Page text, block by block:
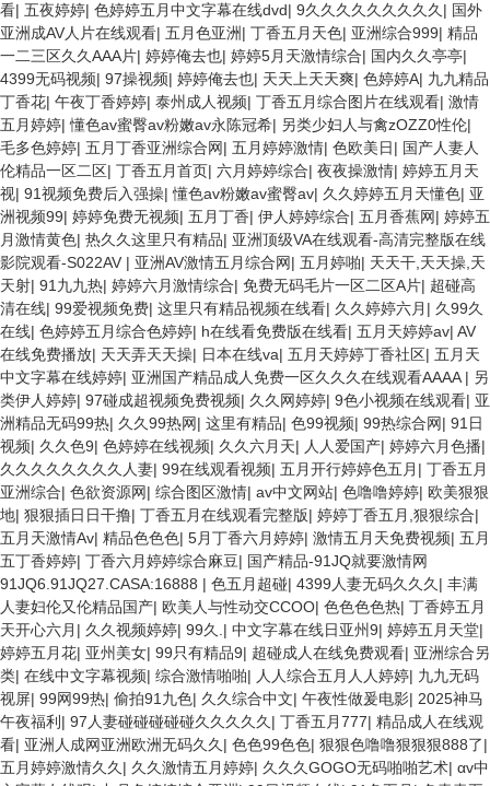
看| 五夜婷婷| 色婷婷五月中文字幕在线dvd| 9久久久久久久久久久 | 国外
亚洲成AV人片在线观看| 五月色亚洲| 丁香五月天色| 亚洲综合999| 精品
一二三区久久AAA片| 婷婷俺去也| 婷婷5月天激情综合| 国内久久亭亭|
4399无码视频| 97操视频| 婷婷俺去也| 天天上天天爽| 色婷婷A| 九九精品
丁香花| 午夜丁香婷婷| 泰州成人视频| 丁香五月综合图片在线观看| 激情
五月婷婷|懂色av蜜臀av粉嫩av永陈冠希| 另类少妇人与禽zOZZ0性伦|
毛多色婷婷| 五月丁香亚洲综合网| 五月婷婷激情| 色欧美日| 国产人妻人
伦精品一区二区| 丁香五月首页| 六月婷婷综合| 夜夜操激情| 婷婷五月天
视| 91视频免费后入强操|懂色av粉嫩av蜜臀av| 久久婷婷五月天懂色| 亚
洲视频99| 婷婷免费无视频| 五月丁香| 伊人婷婷综合| 五月香蕉网| 婷婷五
月激情黄色| 热久久这里只有精品| 亚洲顶级VA在线观看-高清完整版在线
影院观看-S022AV | 亚洲AV激情五月综合网| 五月婷啪| 天天干,天天操,天
天射| 91九九热| 婷婷六月激情综合| 免费无码毛片一区二区A片| 超碰高
清在线| 99爱视频免费| 这里只有精品视频在线看| 久久婷婷六月 | 久99久
在线| 色婷婷五月综合色婷婷| h在线看免费版在线看| 五月天婷婷av| AV
在线免费播放| 天天弄天天操| 日本在线va| 五月天婷婷丁香社区| 五月天
中文字幕在线婷婷| 亚洲国产精品成人免费一区久久久在线观看AAAA | 另
类伊人婷婷| 97碰成超视频免费视频| 久久网婷婷| 9色小视频在线观看| 亚
洲精品无码99热| 久久99热网| 这里有精品| 色99视频| 99热综合网| 91日
视频| 久久色9| 色婷婷在线视频| 久久六月天| 人人爱国产| 婷婷六月色播|
久久久久久久久久人妻| 99在线观看视频| 五月开行婷婷色五月 | 丁香五月
亚洲综合| 色欲资源网| 综合图区激情| av中文网站| 色噜噜婷婷| 欧美狠狠
地| 狠狠插日日干撸| 丁香五月在线观看完整版| 婷婷丁香五月,狠狠综合|
五月天激情Av| 精品色色色| 5月丁香六月婷婷| 激情五月天免费视频| 五月
五丁香婷婷| 丁香六月婷婷综合麻豆| 国产精品-91JQ就要激情网
91JQ6.91JQ27.CASA:16888 | 色五月超碰| 4399人妻无码久久久 | 丰满
人妻妇伦又伦精品国产| 欧美人与性动交CCOO| 色色色色热| 丁香婷五月
天开心六月 | 久久视频婷婷| 99久. | 中文字幕在线日亚州9| 婷婷五月天堂|
婷婷五月花| 亚州美女| 99只有精品9| 超碰成人在线免费观看| 亚洲综合另
类| 在线中文字幕视频| 综合激情啪啪| 人人综合五月人人婷婷| 九九无码
视屏| 99网99热| 偷拍91九色| 久久综合中文| 午夜性做爰电影| 2025神马
午夜福利 | 97人妻碰碰碰碰碰久久久久久 | 丁香五月777| 精品成人在线观
看| 亚洲人成网亚洲欧洲无码久久 | 色色99色色| 狠狠色噜噜狠狠狠888了|
五月婷婷激情久久 | 久久激情五月婷婷| 久久久GOGO无码啪啪艺术| αv中